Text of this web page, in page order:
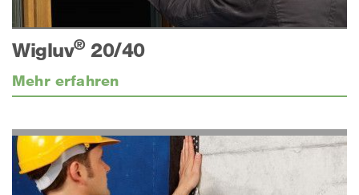
Wigluv®20/40
Mehr erfahren